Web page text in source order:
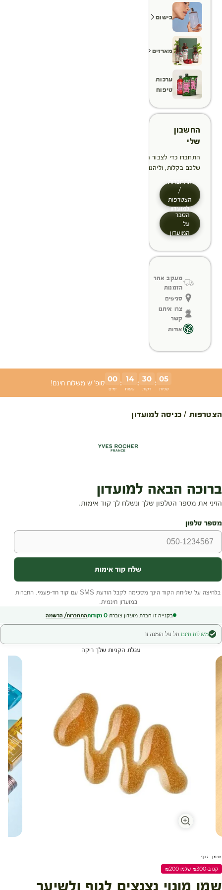
בישום
מארזים
ערכות
טיפוח
החשבון
שלי
התחברו כדי לצבור הטבות, לנהל ולעקוב אחר ההזמנות
שלכם בקלות, וליהנות מתהליך תשלום מהיר יותר
התחברות
/
הצטרפות
למועדון
הסבר
על
המועדון
מעקב אחר
הזמנות
סניפים
צרו איתנו
קשר
אודות
00
ימים
: 14
שעות
: 30
דקות
: 04
שניות
סופ"ש משלוח חינם!
הצטרפות / כניסה למועדון
בקנייה זו חברת מועדון צוברת 0 נקודותהתחברות/ הרשמה
משלוח חינם חל על הזמנה זו
עגלת הקניות שלך ריקה
שמן גוף
קנו ב-₪300 שלמו ₪200
שמן מונוי נצנצים לגוף ולשיער